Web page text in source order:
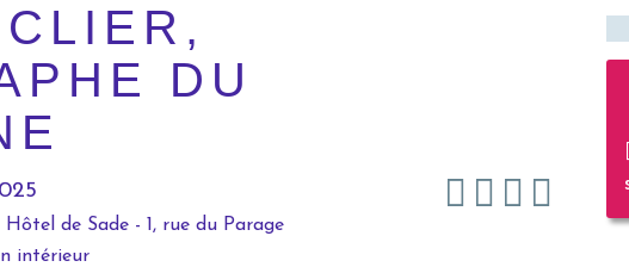
DU
de Sade - 1, rue du Parage
intérieur